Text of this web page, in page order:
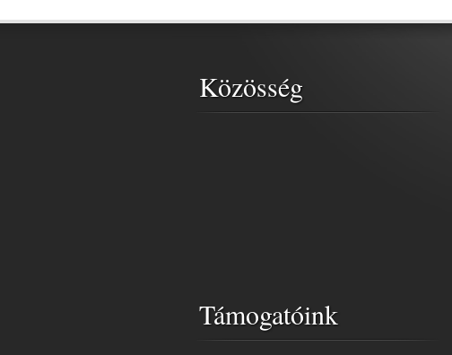
Közösség
Támogatóink